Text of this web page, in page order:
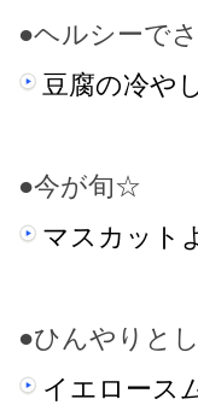
●ヘルシーで
豆腐の冷や
●今が旬☆
マスカット
●ひんやりと
イエロース